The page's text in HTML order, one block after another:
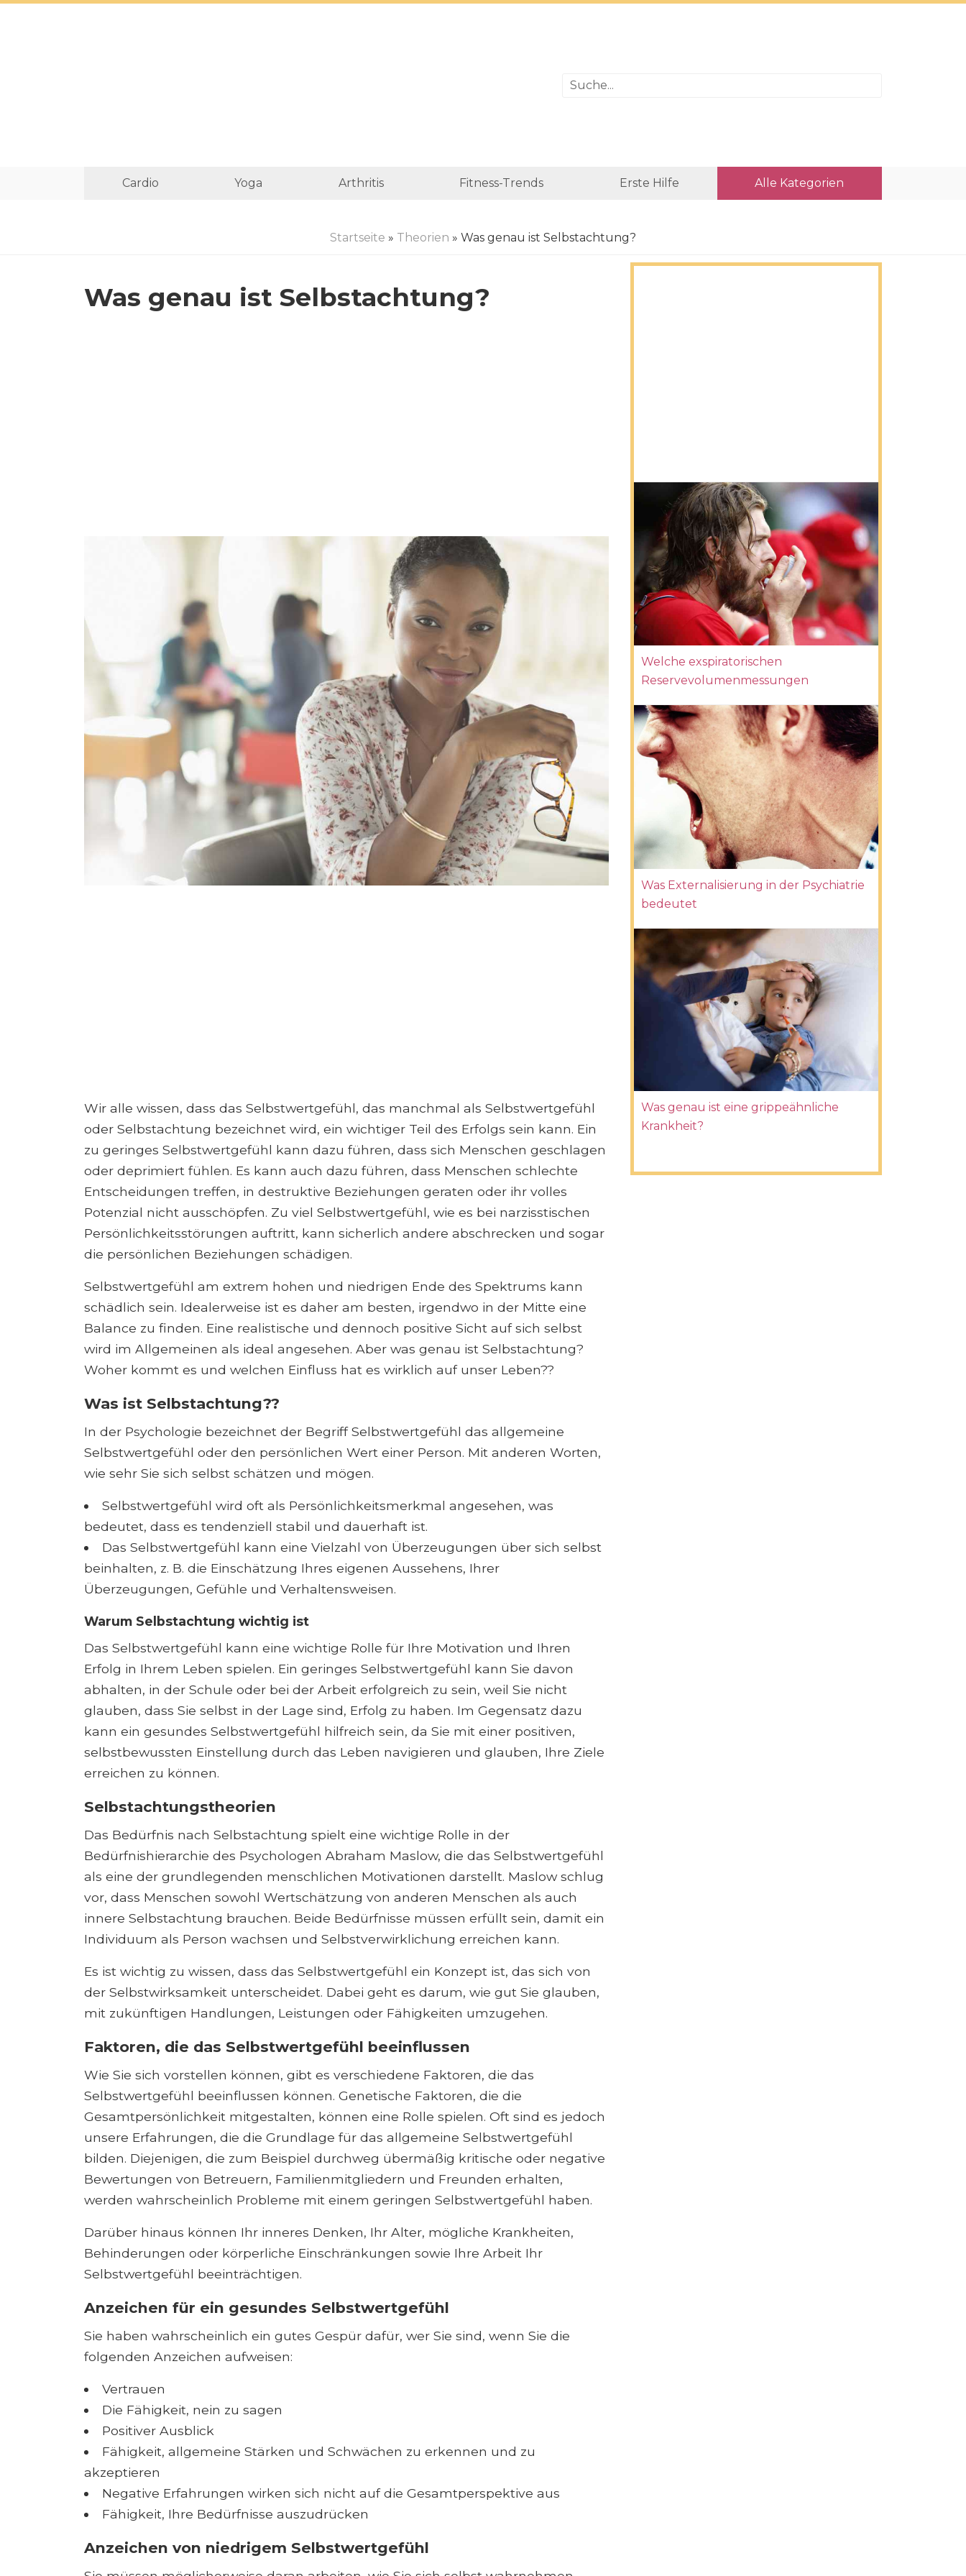
Cardio Yoga Arthritis Fitness-Trends Erste Hilfe Alle Kategorien
Startseite » Theorien » Was genau ist Selbstachtung?
Was genau ist Selbstachtung?
Wir alle wissen, dass das Selbstwertgefühl, das manchmal als Selbstwertgefühl
oder Selbstachtung bezeichnet wird, ein wichtiger Teil des Erfolgs sein kann. Ein
zu geringes Selbstwertgefühl kann dazu führen, dass sich Menschen geschlagen
oder deprimiert fühlen. Es kann auch dazu führen, dass Menschen schlechte
Entscheidungen treffen, in destruktive Beziehungen geraten oder ihr volles
Potenzial nicht ausschöpfen. Zu viel Selbstwertgefühl, wie es bei narzisstischen
Persönlichkeitsstörungen auftritt, kann sicherlich andere abschrecken und sogar
die persönlichen Beziehungen schädigen.
Selbstwertgefühl am extrem hohen und niedrigen Ende des Spektrums kann
schädlich sein. Idealerweise ist es daher am besten, irgendwo in der Mitte eine
Balance zu finden. Eine realistische und dennoch positive Sicht auf sich selbst
wird im Allgemeinen als ideal angesehen. Aber was genau ist Selbstachtung?
Woher kommt es und welchen Einfluss hat es wirklich auf unser Leben??
Was ist Selbstachtung??
In der Psychologie bezeichnet der Begriff Selbstwertgefühl das allgemeine
Selbstwertgefühl oder den persönlichen Wert einer Person. Mit anderen Worten,
wie sehr Sie sich selbst schätzen und mögen.
Selbstwertgefühl wird oft als Persönlichkeitsmerkmal angesehen, was
bedeutet, dass es tendenziell stabil und dauerhaft ist.
Das Selbstwertgefühl kann eine Vielzahl von Überzeugungen über sich selbst
beinhalten, z. B. die Einschätzung Ihres eigenen Aussehens, Ihrer
Überzeugungen, Gefühle und Verhaltensweisen.
Warum Selbstachtung wichtig ist
Das Selbstwertgefühl kann eine wichtige Rolle für Ihre Motivation und Ihren
Erfolg in Ihrem Leben spielen. Ein geringes Selbstwertgefühl kann Sie davon
abhalten, in der Schule oder bei der Arbeit erfolgreich zu sein, weil Sie nicht
glauben, dass Sie selbst in der Lage sind, Erfolg zu haben. Im Gegensatz dazu
kann ein gesundes Selbstwertgefühl hilfreich sein, da Sie mit einer positiven,
selbstbewussten Einstellung durch das Leben navigieren und glauben, Ihre Ziele
erreichen zu können.
Selbstachtungstheorien
Das Bedürfnis nach Selbstachtung spielt eine wichtige Rolle in der
Bedürfnishierarchie des Psychologen Abraham Maslow, die das Selbstwertgefühl
als eine der grundlegenden menschlichen Motivationen darstellt. Maslow schlug
vor, dass Menschen sowohl Wertschätzung von anderen Menschen als auch
innere Selbstachtung brauchen. Beide Bedürfnisse müssen erfüllt sein, damit ein
Individuum als Person wachsen und Selbstverwirklichung erreichen kann.
Es ist wichtig zu wissen, dass das Selbstwertgefühl ein Konzept ist, das sich von
der Selbstwirksamkeit unterscheidet. Dabei geht es darum, wie gut Sie glauben,
mit zukünftigen Handlungen, Leistungen oder Fähigkeiten umzugehen.
Faktoren, die das Selbstwertgefühl beeinflussen
Wie Sie sich vorstellen können, gibt es verschiedene Faktoren, die das
Selbstwertgefühl beeinflussen können. Genetische Faktoren, die die
Gesamtpersönlichkeit mitgestalten, können eine Rolle spielen. Oft sind es jedoch
unsere Erfahrungen, die die Grundlage für das allgemeine Selbstwertgefühl
bilden. Diejenigen, die zum Beispiel durchweg übermäßig kritische oder negative
Bewertungen von Betreuern, Familienmitgliedern und Freunden erhalten,
werden wahrscheinlich Probleme mit einem geringen Selbstwertgefühl haben.
Darüber hinaus können Ihr inneres Denken, Ihr Alter, mögliche Krankheiten,
Behinderungen oder körperliche Einschränkungen sowie Ihre Arbeit Ihr
Selbstwertgefühl beeinträchtigen.
Anzeichen für ein gesundes Selbstwertgefühl
Sie haben wahrscheinlich ein gutes Gespür dafür, wer Sie sind, wenn Sie die
folgenden Anzeichen aufweisen:
Vertrauen
Die Fähigkeit, nein zu sagen
Positiver Ausblick
Fähigkeit, allgemeine Stärken und Schwächen zu erkennen und zu
akzeptieren
Negative Erfahrungen wirken sich nicht auf die Gesamtperspektive aus
Fähigkeit, Ihre Bedürfnisse auszudrücken
Anzeichen von niedrigem Selbstwertgefühl
Welche exspiratorischen
Reservevolumenmessungen
Was Externalisierung in der Psychiatrie
bedeutet
Was genau ist eine grippeähnliche
Krankheit?